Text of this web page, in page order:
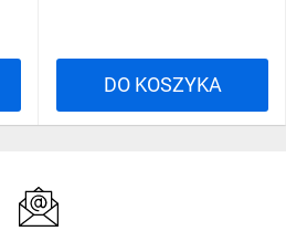
DO KOSZYKA